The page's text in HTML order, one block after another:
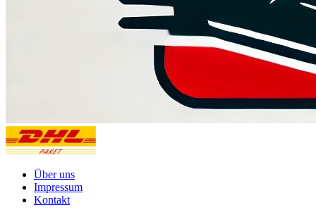
Über uns
Impressum
Kontakt